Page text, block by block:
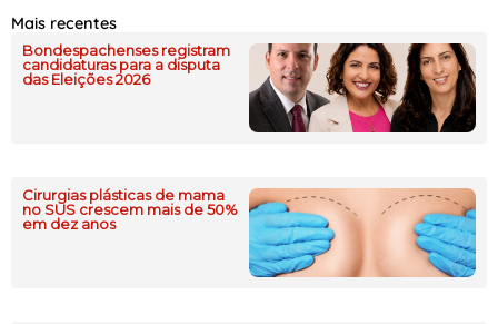
Mais recentes
Bondespachenses registram
candidaturas para a disputa
das Eleições 2026
Cirurgias plásticas de mama
no SUS crescem mais de 50%
em dez anos